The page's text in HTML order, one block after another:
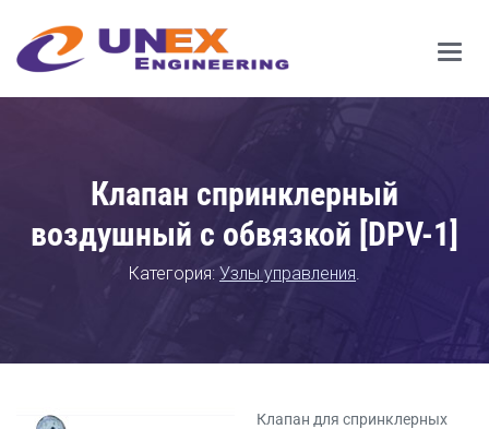
Main
Клапан спринклерный
воздушный с обвязкой [DPV-1]
Категория: Узлы управления
Клапан для спринклерных